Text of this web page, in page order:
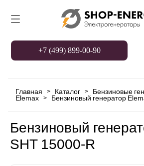
+7 (499) 899-00-90
Главная > Каталог > Бензиновые
Elemax > Бензиновый генератор
Бензиновый
SHT 15000-R